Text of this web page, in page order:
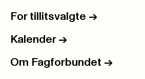
For tillitsvalgte ->
Kalender ->
Om Fagforbundet ->